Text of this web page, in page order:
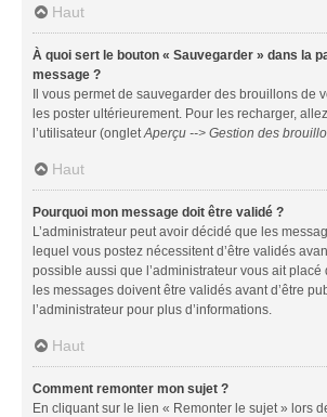
Haut
À quoi sert le bouton « Sauvegarder » dans la
message ?
Il vous permet de sauvegarder des brouillons de
les poster ultérieurement. Pour les recharger,
l’utilisateur (ongletAperçu --> Gestion des
Haut
Pourquoi mon message doit être validé ?
L’administrateur peut avoir décidé que les
lequel vous postez nécessitent d’être validés
possible aussi que l’administrateur vous ait
les messages doivent être validés avant d’être
l’administrateur pour plus d’informations.
Haut
Comment remonter mon sujet ?
En cliquant sur le lien « Remonter le sujet » lors